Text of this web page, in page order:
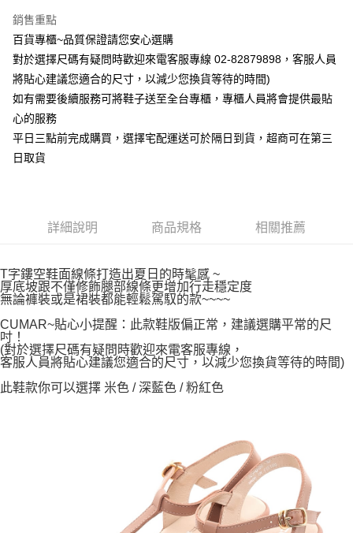
銷售重點
百貨專櫃~品質保證請您安心選購
對於選擇尺碼有疑問時歡迎來電客服專線 02-82879898，客服人員
將貼心建議您適合的尺寸，以減少您換貨等待的時間)
如有需要後續服務可將鞋子送至全台專櫃，專櫃人員將會提供最貼
心的服務
平日三點前完成購買，選擇宅配運送可於隔日到貨，超商可在第三
日取貨
詳細說明 商品規格 相關推薦
T字鏤空鞋面線條打造出夏日的時髦感 ~
厚底坡跟不僅修飾腿部線條更增加行走穩定度
無論褲裝或是裙裝都能輕鬆駕馭的款~~~~
CUMAR~貼心小提醒：此款鞋版偏正常，建議選購平常的尺
吋！
(對於選擇尺碼有疑問時歡迎來電客服專線，
客服人員將貼心建議您適合的尺寸，以減少您換貨等待的時間)
此鞋款你可以選擇 米色 / 深藍色 / 粉紅色